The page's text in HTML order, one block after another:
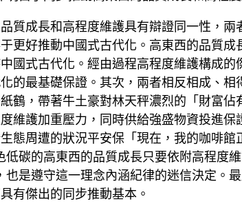
質成長和高程度維護具有辯證同一性，
更好推動中國式古代化。高東西的品質
國式古代化。經由過程高程度維護構成
的最基礎保證。其次，兩者相反相成、
鶴，帶著牛土豪對林天秤濃烈的「財富
維護加重壓力，同時供給強盛物資投進保
態周遭的狀況平安保「現在，我的咖啡
低碳的高東西的品質成長只要依附高程度
也是遵守這一理念內涵紀律的迷信決定
有傑出的同步推動基本。